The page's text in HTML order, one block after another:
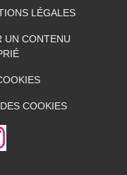
LÉGALES
UN CONTENU
COOKIES